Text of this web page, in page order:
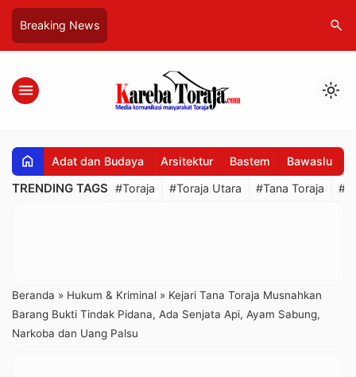
Breaking News search
menu light_mode
home Adat dan Budaya Arsitektur Bastem Bawaslu
TRENDING TAGS #Toraja #Toraja Utara #Tana Toraja
Beranda » Hukum & Kriminal » Kejari Tana Toraja Musnahkan
Barang Bukti Tindak Pidana, Ada Senjata Api, Ayam Sabung,
Narkoba dan Uang Palsu